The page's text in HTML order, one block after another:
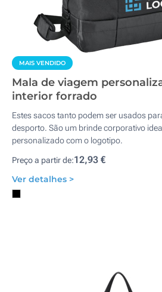
MAIS VENDIDO
Mala de viagem
interior forrado
Estes sacos tanto podem ser usados
desporto. São um brinde corporativo
personalizado com o logotipo.
Preço a partir de:12,93 €
Ver detalhes >